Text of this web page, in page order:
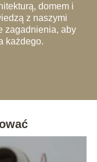
domem i
z naszymi
zagadnienia, aby
każdego.